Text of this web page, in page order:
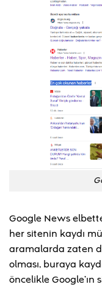
Google News
her sitenin kaydı
aramalarda zaten
olması, buraya
öncelikle